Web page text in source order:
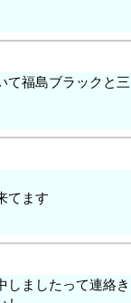
て福島ブラックと
てます
しましたって連絡